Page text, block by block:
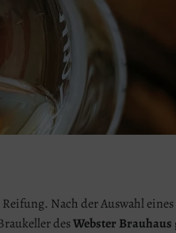
Nach der Auswahl
desWebster Brauhaus